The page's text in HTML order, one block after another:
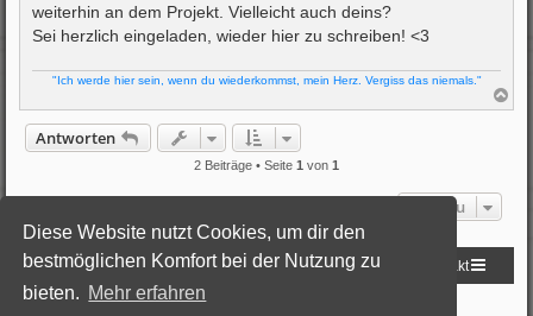
Diese Website nutzt Cookies, um dir den
bestmöglichen Komfort bei der Nutzung zu
bieten. Mehr erfahren
r
a
g
weiterhin an dem Projekt. Vielleicht auch deins?
Sei herzlich eingeladen, wieder hier zu schreiben! <3
"Ich werde hier sein, wenn du wiederkommst, mein Herz. Vergiss das niemals."
a
Antworten
2 Beiträge • Seite 1 von 1
Gehe zu
Startseite Foren-Übersicht Kontakt